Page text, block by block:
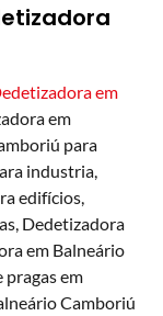
em
em
para
industria,
edifícios,
Dedetizadora
em Balneário
em
Camboriú